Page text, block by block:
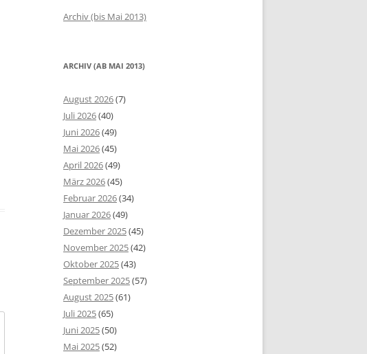
Archiv (bis Mai 2013)
ARCHIV (AB MAI 2013)
August 2026(7)
Juli 2026(40)
Juni 2026(49)
Mai 2026(45)
April 2026(49)
März 2026(45)
Februar 2026(34)
Januar 2026(49)
Dezember 2025(45)
November 2025(42)
Oktober 2025(43)
September 2025(57)
August 2025(61)
Juli 2025(65)
Juni 2025(50)
Mai 2025(52)